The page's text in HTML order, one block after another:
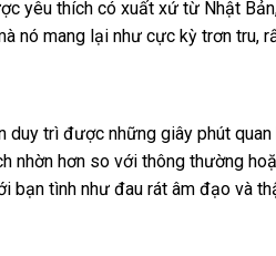
yêu thích có xuất xứ từ Nhật
nó mang lại như cực kỳ trơn tru,
trì được những giây phút
nhờn hơn so với thông thường
tình như đau rát âm đạo và